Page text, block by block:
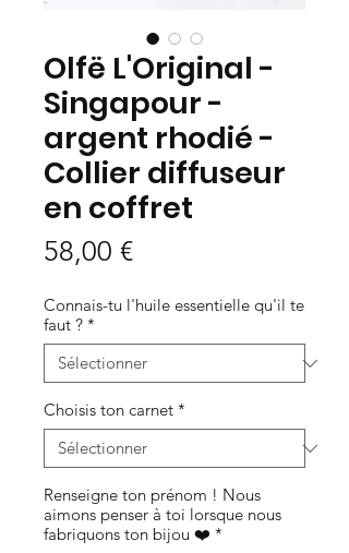
Olfë L'Original -
Singapour -
argent rhodié -
Collier diffuseur
en coffret
58,00 €Prix
Connais-tu l'huile essentielle qu'il te
faut ? *
Choisis ton carnet *
Renseigne ton prénom ! Nous
aimons penser à toi lorsque nous
fabriquons ton bijou ❤️ *